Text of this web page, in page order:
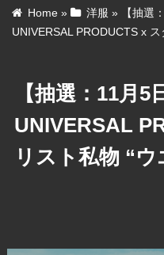
Home » 洋服 »
【抽選
UNIVERSAL PRODUCTS x
【抽選：11月5
UNIVERSAL
リスト私物 “